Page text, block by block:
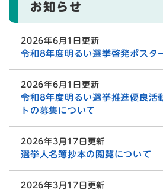
お知らせ
2026年6月1日更新
令和8年度明るい選挙啓発ポスタ
2026年6月1日更新
令和8年度明るい選挙推進優良活
トの募集について
2026年3月17日更新
選挙人名簿抄本の閲覧について
2026年3月17日更新